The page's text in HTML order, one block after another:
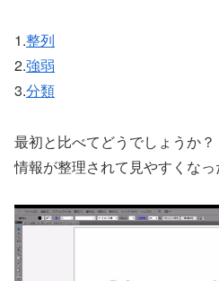
1.整列
2.強弱
3.分類
最初と比べてどうでしょうか？
情報が整理されて見やすくなっ